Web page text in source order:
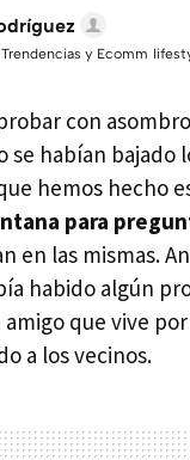
y Ecomm
con
se habían bajado
hemos hecho
para
en las mismas.
habido algún
que vive
a los vecinos.